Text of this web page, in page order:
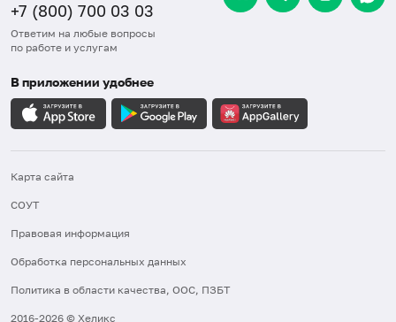
+7 (800) 700 03 03
Ответим на любые вопросы
по работе и услугам
В приложении удобнее
Карта сайта
СОУТ
Правовая информация
Обработка персональных данных
Политика в области качества, ООС, ПЗБТ
2016-2026 © Хеликс